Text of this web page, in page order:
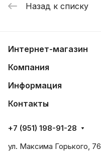
Назад к списку
Интернет-магазин
Компания
Информация
Контакты
+7 (951) 198-91-28
ул. Максима Горького, 76